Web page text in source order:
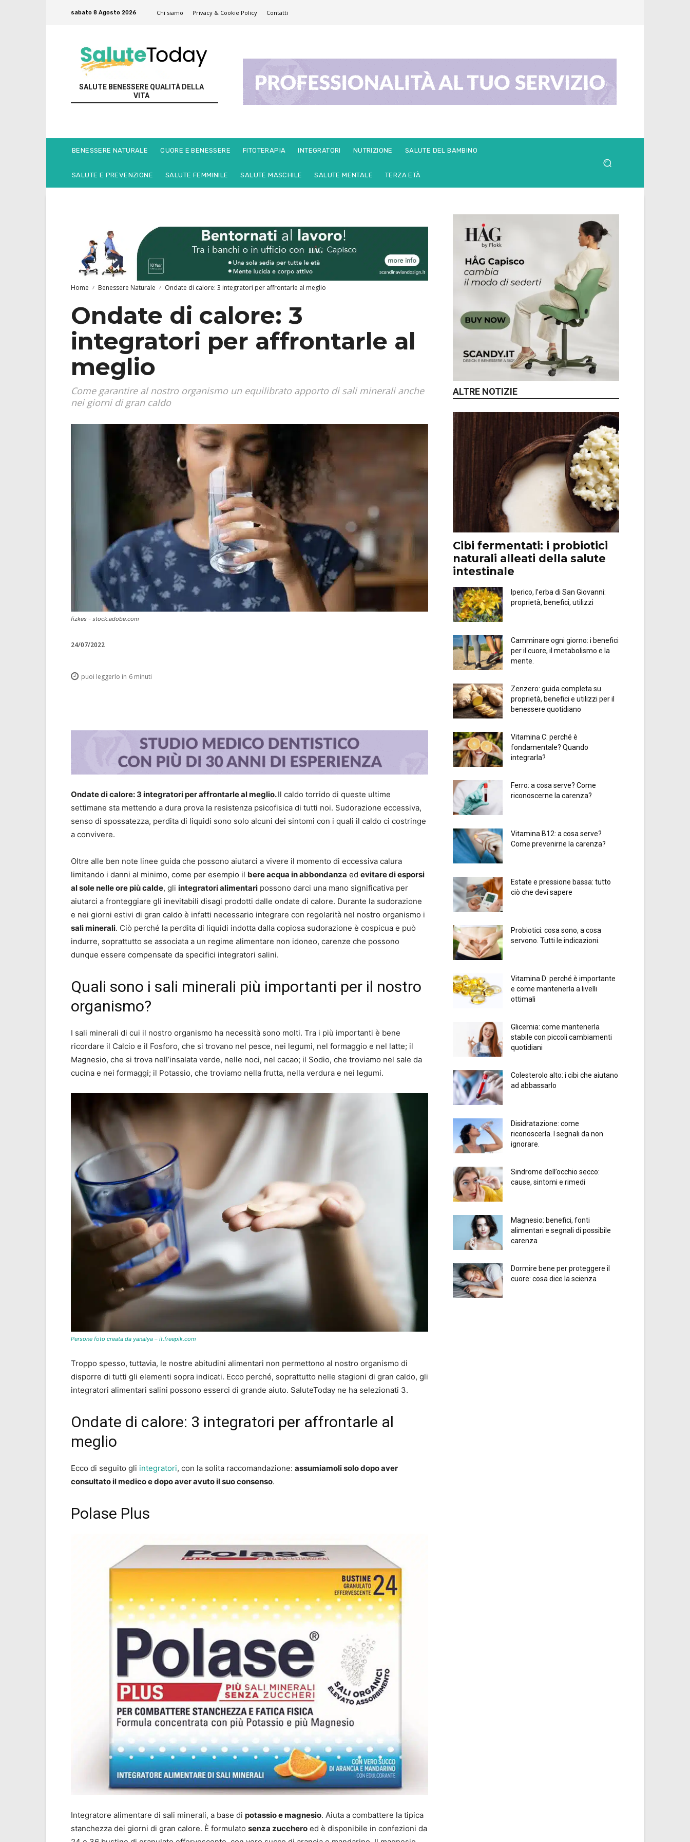
sabato 8 Agosto 2026 Chi siamo Privacy & Cookie Policy Contatti
SALUTE BENESSERE QUALITÀ DELLA
VITA
BENESSERE NATURALE CUORE E BENESSERE FITOTERAPIA INTEGRATORI NUTRIZIONE SALUTE DEL BAMBINO
SALUTE E PREVENZIONE SALUTE FEMMINILE SALUTE MASCHILE SALUTE MENTALE TERZA ETÀ
Home Benessere Naturale Ondate di calore: 3 integratori per affrontarle al meglio
Ondate di calore: 3
integratori per affrontarle al
meglio
Come garantire al nostro organismo un equilibrato apporto di sali minerali anche
nei giorni di gran caldo
fizkes - stock.adobe.com
24/07/2022
puoi leggerlo in 6 minuti
Ondate di calore: 3 integratori per affrontarle al meglio.Il caldo torrido di queste ultime
settimane sta mettendo a dura prova la resistenza psicofisica di tutti noi. Sudorazione eccessiva,
senso di spossatezza, perdita di liquidi sono solo alcuni dei sintomi con i quali il caldo ci costringe
a convivere.
Oltre alle ben note linee guida che possono aiutarci a vivere il momento di eccessiva calura
limitando i danni al minimo, come per esempio il bere acqua in abbondanza ed evitare di esporsi
al sole nelle ore più calde, gli integratori alimentari possono darci una mano significativa per
aiutarci a fronteggiare gli inevitabili disagi prodotti dalle ondate di calore. Durante la sudorazione
e nei giorni estivi di gran caldo è infatti necessario integrare con regolarità nel nostro organismo i
sali minerali. Ciò perché la perdita di liquidi indotta dalla copiosa sudorazione è cospicua e può
indurre, soprattutto se associata a un regime alimentare non idoneo, carenze che possono
dunque essere compensate da specifici integratori salini.
Quali sono i sali minerali più importanti per il nostro
organismo?
I sali minerali di cui il nostro organismo ha necessità sono molti. Tra i più importanti è bene
ricordare il Calcio e il Fosforo, che si trovano nel pesce, nei legumi, nel formaggio e nel latte; il
Magnesio, che si trova nell’insalata verde, nelle noci, nel cacao; il Sodio, che troviamo nel sale da
cucina e nei formaggi; il Potassio, che troviamo nella frutta, nella verdura e nei legumi.
Persone foto creata da yanalya – it.freepik.com
Troppo spesso, tuttavia, le nostre abitudini alimentari non permettono al nostro organismo di
disporre di tutti gli elementi sopra indicati. Ecco perché, soprattutto nelle stagioni di gran caldo, gli
integratori alimentari salini possono esserci di grande aiuto. SaluteToday ne ha selezionati 3.
Ondate di calore: 3 integratori per affrontarle al
meglio
Ecco di seguito gli integratori, con la solita raccomandazione: assumiamoli solo dopo aver
consultato il medico e dopo aver avuto il suo consenso.
Polase Plus
Integratore alimentare di sali minerali, a base di potassio e magnesio. Aiuta a combattere la tipica
stanchezza dei giorni di gran calore. È formulato senza zucchero ed è disponibile in confezioni da
ALTRE NOTIZIE
Cibi fermentati: i probiotici
naturali alleati della salute
intestinale
Iperico, l’erba di San Giovanni:
proprietà, benefici, utilizzi
Camminare ogni giorno: i benefici
per il cuore, il metabolismo e la
mente.
Zenzero: guida completa su
proprietà, benefici e utilizzi per il
benessere quotidiano
Vitamina C: perché è
fondamentale? Quando
integrarla?
Ferro: a cosa serve? Come
riconoscerne la carenza?
Vitamina B12: a cosa serve?
Come prevenirne la carenza?
Estate e pressione bassa: tutto
ciò che devi sapere
Probiotici: cosa sono, a cosa
servono. Tutti le indicazioni.
Vitamina D: perché è importante
e come mantenerla a livelli
ottimali
Glicemia: come mantenerla
stabile con piccoli cambiamenti
quotidiani
Colesterolo alto: i cibi che aiutano
ad abbassarlo
Disidratazione: come
riconoscerla. I segnali da non
ignorare.
Sindrome dell’occhio secco:
cause, sintomi e rimedi
Magnesio: benefici, fonti
alimentari e segnali di possibile
carenza
Dormire bene per proteggere il
cuore: cosa dice la scienza